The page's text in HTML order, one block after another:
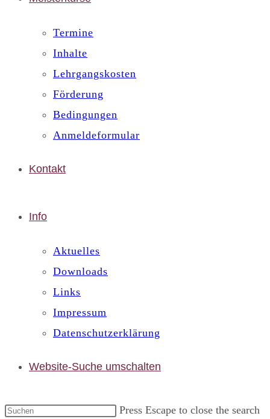
Termine
Inhalte
Lehrgangskosten
Förderung
Bedingungen
Anmeldeformular
Kontakt
Info
Aktuelles
Downloads
Links
Impressum
Datenschutzerklärung
Website-Suche umschalten
Press Escape to close the search